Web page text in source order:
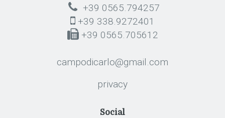
+39 0565.794257
+39 338.9272401
+39 0565.705612
campodicarlo@gmail.com
privacy
Social